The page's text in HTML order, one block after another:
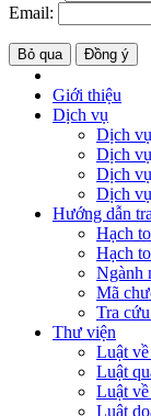
Email:
Bỏ qua Đồng ý
Giới thiệu
Dịch vụ
Dịch
Dịch
Dịch
Dịch
Hướng dẫn
Hạch
Hạch
Ngành
Mã
Tra
Thư viện
Luật về
Luật
Luật
Luật